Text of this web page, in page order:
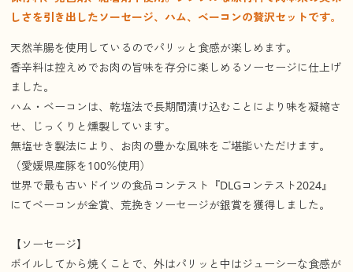
しさを引き出したソーセージ、ハム、ベーコンの贅沢セットです。
天然羊腸を使用しているのでパリッと食感が楽しめます。
香辛料は控えめでお肉の旨味を存分に楽しめるソーセージに仕上げ
ました。
ハム・ベーコンは、乾塩法で長期間漬け込むことにより味を凝縮さ
せ、じっくりと燻製しています。
無塩せき製法により、お肉の豊かな風味をご堪能いただけます。
（愛媛県産豚を100％使用）
世界で最も古いドイツの食品コンテスト『DLGコンテスト2024』
にてベーコンが金賞、荒挽きソーセージが銀賞を獲得しました。
【ソーセージ】
ボイルしてから焼くことで、外はパリッと中はジューシーな食感が